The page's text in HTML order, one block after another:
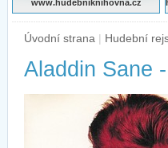
www.hudebniknihovna.cz
Úvodní strana | Hudební
Aladdin Sane